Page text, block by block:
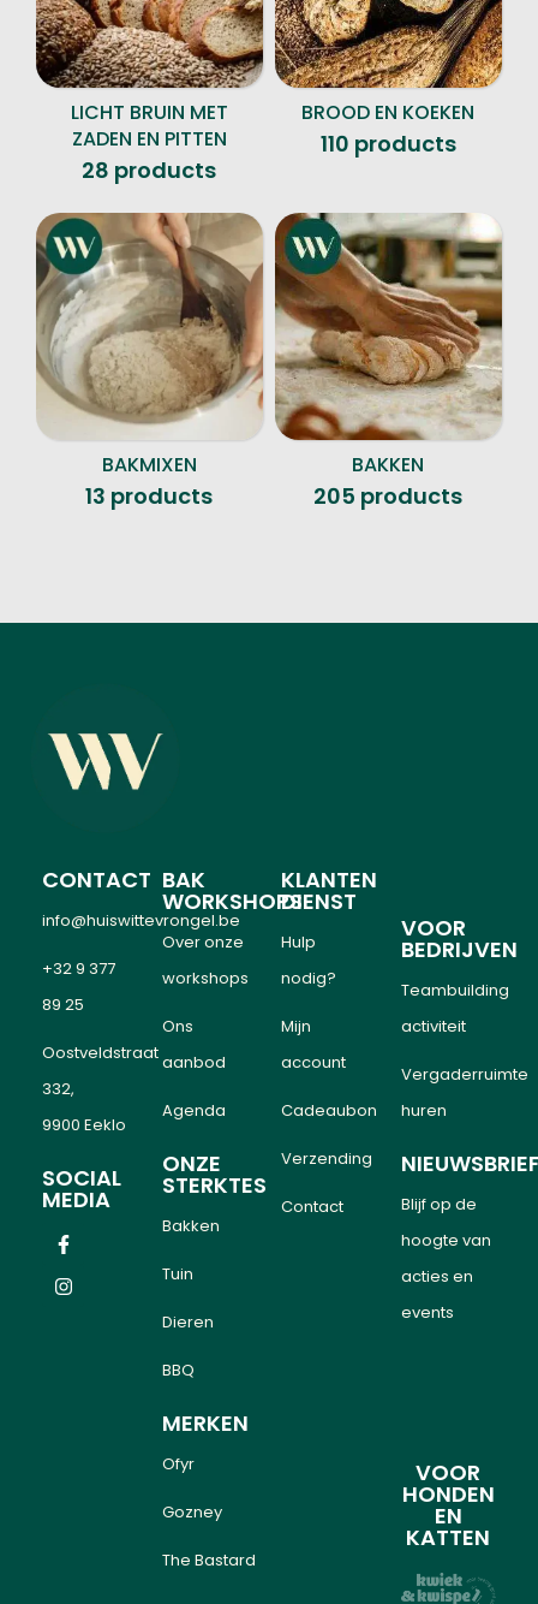
LICHT BRUIN MET
ZADEN EN PITTEN
28 products
BROOD EN KOEKEN
110 products
BAKMIXEN
13 products
BAKKEN
205 products
CONTACT
info@huiswittevrongel.be
+32 9 377
89 25
Oostveldstraat
332,
9900 Eeklo
SOCIAL
MEDIA
BAK
WORKSHOPS
Over onze
workshops
Ons
aanbod
Agenda
ONZE
STERKTES
Bakken
Tuin
Dieren
BBQ
MERKEN
Ofyr
Gozney
The Bastard
KLANTEN
DIENST
Hulp
nodig?
Mijn
account
Cadeaubon
Verzending
Contact
VOOR
BEDRIJVEN
Teambuilding
activiteit
Vergaderruimte
huren
Blijf op de
hoogte van
acties en
events
VOOR
HONDEN
EN
KATTEN